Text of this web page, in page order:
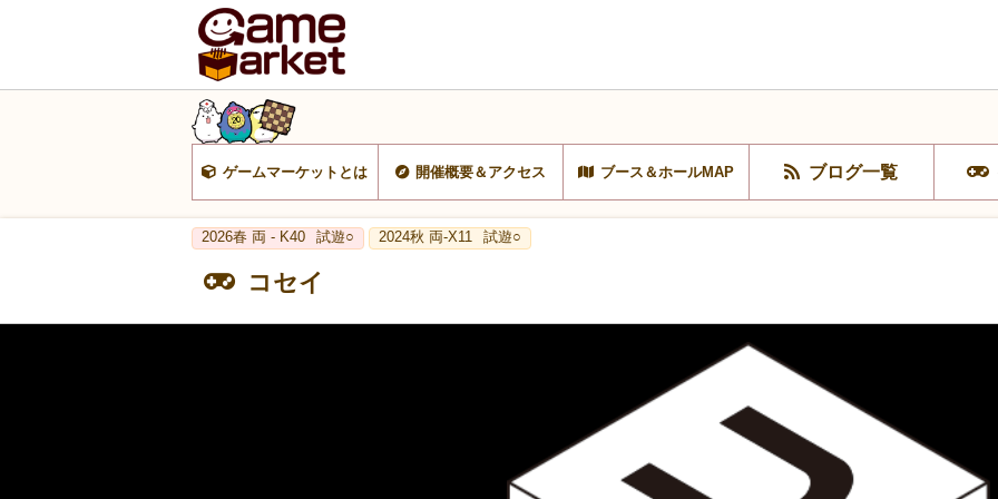
ゲームマーケットとは 開催概要＆アクセス ブース＆ホールMAP ブログ一覧
2026春 両 - K40 試遊○ 2024秋 両-X11 試遊○
コセイ